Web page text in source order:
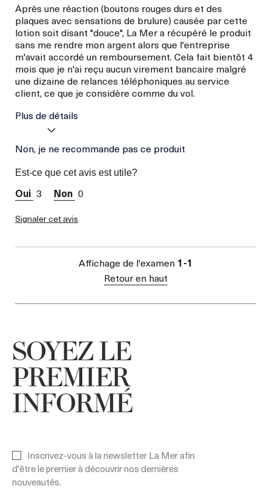
Après une réaction (boutons rouges durs et des
plaques avec sensations de brulure) causée par cette
lotion soit disant "douce", La Mer a récupéré le produit
sans me rendre mon argent alors que l'entreprise
m'avait accordé un remboursement. Cela fait bientôt 4
mois que je n'ai reçu aucun virement bancaire malgré
une dizaine de relances téléphoniques au service
client, ce que je considère comme du vol.
Plus de détails
Nos clients recommandent
ce produit pour :
Boutons Rouges
TYPE DE PEAU
PRÉOCCUPATION
Non, je ne recommande pas ce produit
Est-ce que cet avis est utile?
3 0
Signaler cet avis
Affichage de l'examen 1-1
Retour en haut
SOYEZ LE
PREMIER
INFORMÉ
Inscrivez-vous à la newsletter La Mer afin
d'être le premier à découvrir nos dernières
nouveautés.